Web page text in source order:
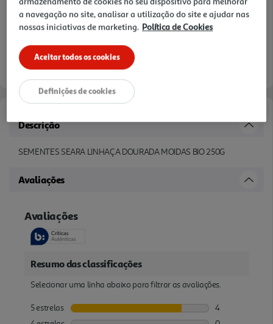
Descrição
SEMENTES SEARA LINHAÇA DOURADA MOIDAS BIO 250G
Avaliações
a navegação no site, analisar a utilização do site e ajudar nas
nossas iniciativas de marketing. Política de Cookies
Aceitar todos os cookies
Definições de cookies